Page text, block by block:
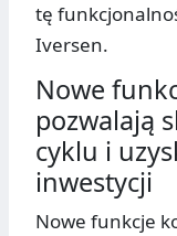
tę
Iversen.
Nowe
pozwalają
cyklu i
inwestycji
Nowe funkcje